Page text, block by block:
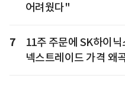
어려웠다"
7
11주 주문에 SK하이
넥스트레이드 가격 왜